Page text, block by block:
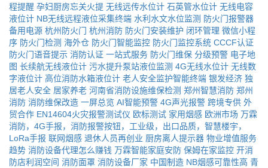
程提醒 孕妇厨房忘关火提 无线远传水位计 石英管水位计 无线电容
液位计 NB无线远程液位采集终端 水利水文水位监测 防火门报警器
备用电源 杭州防火门 杭州消防 防火门安装维护 闭环管理 微信小程
序 防火门检测 海外仓 防火门智能监控 防火门监控系统 CCCF认证
防火门语音提示 消防认证 一站式服务 防火门维保 分级预警 电子地
图 长续航无线液位计 污水提升泵站液位监测 4G无线水位计 无线数
字液位计 高位消防水箱液位计 老人安全监护智能终端 银发经济 独
居老人安全 居家养老 河南省消防设施维保检测 郑州智慧消防 郑州
消防 消防维保改造 一屏总览 AI智能预警 4G声光报警 跨境专供 外
贸合作 EN14604火灾报警测试仪 欧标测试 家用烟感 欧洲市场 万霖
消防，4G手报，消防报警按钮，工业级，出口品质，智慧楼宇，
LoRa手报 联网烟感 退休人员再创业 厨房离人提示器 物业增值服务
趋势 消防设备代理怎么赚钱 万霖智能家庭安防 保姆在家监控 开消
防店利润空间 消防面罩 消防设备厂家 中国制造 NB烟感可靠性高 青